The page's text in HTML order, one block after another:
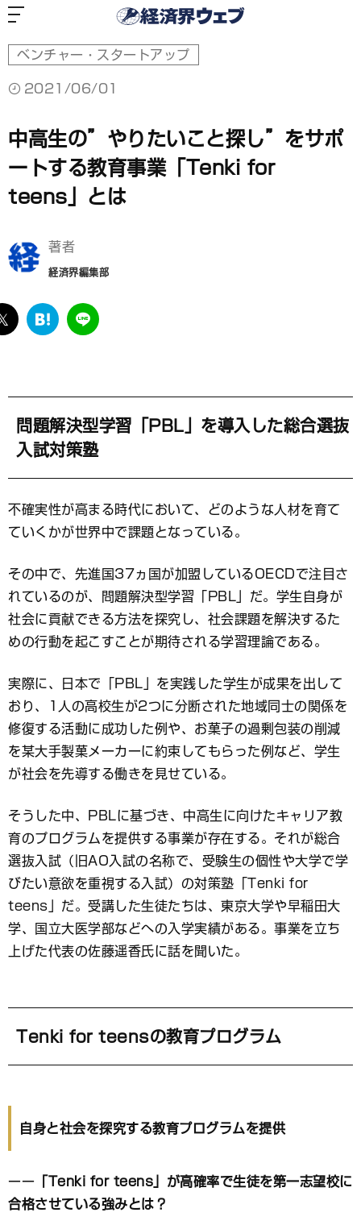
ベンチャー・スタートアップ
2021/06/01
中高生の”やりたいこと探し”をサポ
ートする教育事業「Tenki for
teens」とは
著者
経済界編集部
twitter
は
マ
ー
ク
LINE
問題解決型学習「PBL」を導入した総合選抜
入試対策塾
不確実性が高まる時代において、どのような人材を育て
ていくかが世界中で課題となっている。
その中で、先進国37ヵ国が加盟しているOECDで注目さ
れているのが、問題解決型学習「PBL」だ。学生自身が
社会に貢献できる方法を探究し、社会課題を解決するた
めの行動を起こすことが期待される学習理論である。
実際に、日本で「PBL」を実践した学生が成果を出して
おり、1人の高校生が2つに分断された地域同士の関係を
修復する活動に成功した例や、お菓子の過剰包装の削減
を某大手製菓メーカーに約束してもらった例など、学生
が社会を先導する働きを見せている。
そうした中、PBLに基づき、中高生に向けたキャリア教
育のプログラムを提供する事業が存在する。それが総合
選抜入試（旧AO入試の名称で、受験生の個性や大学で学
びたい意欲を重視する入試）の対策塾「Tenki for
teens」だ。受講した生徒たちは、東京大学や早稲田大
学、国立大医学部などへの入学実績がある。事業を立ち
上げた代表の佐藤遥香氏に話を聞いた。
Tenki for teensの教育プログラム
自身と社会を探究する教育プログラムを提供
ーー Tenki for teens 」が高確率で生徒を第一志望校に
合格させている強みとは？